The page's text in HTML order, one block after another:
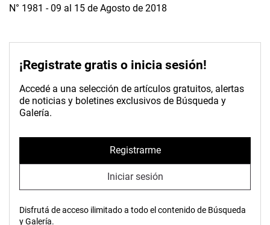
N° 1981 - 09 al 15 de Agosto de 2018
¡Registrate gratis o inicia sesión!
Accedé a una selección de artículos gratuitos, alertas
de noticias y boletines exclusivos de Búsqueda y
Galería.
Registrarme
Iniciar sesión
Disfrutá de acceso ilimitado a todo el contenido de Búsqueda
y Galería.